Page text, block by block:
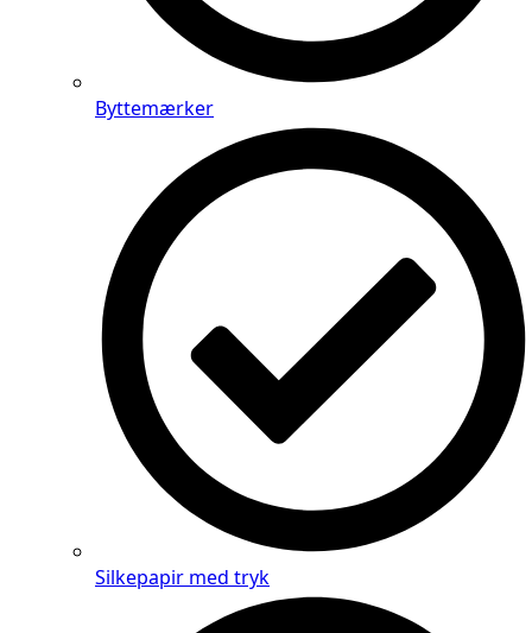
Byttemærker
Silkepapir med tryk